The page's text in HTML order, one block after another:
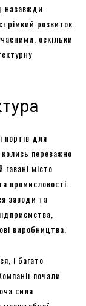
назавжди.
розвиток
оскільки
портів для
переважно
місто
промисловості.
заводи та
виробництва.
і багато
почали
сила